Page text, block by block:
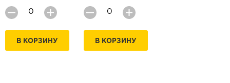
В КОРЗИНУ В КОРЗИНУ